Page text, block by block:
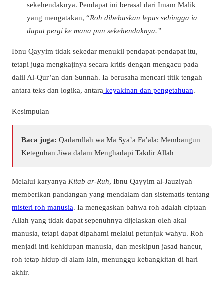
sekehendaknya. Pendapat ini berasal dari Imam Malik
yang mengatakan, “Roh dibebaskan lepas sehingga ia
dapat pergi ke mana pun sekehendaknya.”
Ibnu Qayyim tidak sekedar menukil pendapat-pendapat itu,
tetapi juga mengkajinya secara kritis dengan mengacu pada
dalil Al-Qur’an dan Sunnah. Ia berusaha mencari titik tengah
antara teks dan logika, antara keyakinan dan pengetahuan.
Kesimpulan
Baca juga: Qadarullah wa Mā Syā’a Fa’ala: Membangun
Keteguhan Jiwa dalam Menghadapi Takdir Allah
Melalui karyanya Kitab ar-Ruh, Ibnu Qayyim al-Jauziyah
memberikan pandangan yang mendalam dan sistematis tentang
misteri roh manusia. Ia menegaskan bahwa roh adalah ciptaan
Allah yang tidak dapat sepenuhnya dijelaskan oleh akal
manusia, tetapi dapat dipahami melalui petunjuk wahyu. Roh
menjadi inti kehidupan manusia, dan meskipun jasad hancur,
roh tetap hidup di alam lain, menunggu kebangkitan di hari
akhir.